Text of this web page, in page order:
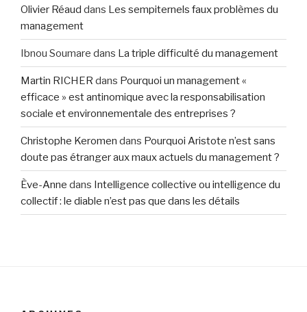
Olivier Réaud dans Les sempiternels faux problèmes du
management
Ibnou Soumare dans La triple difficulté du management
Martin RICHER dans Pourquoi un management «
efficace » est antinomique avec la responsabilisation
sociale et environnementale des entreprises ?
Christophe Keromen dans Pourquoi Aristote n’est sans
doute pas étranger aux maux actuels du management ?
Ève-Anne dans Intelligence collective ou intelligence du
collectif : le diable n’est pas que dans les détails